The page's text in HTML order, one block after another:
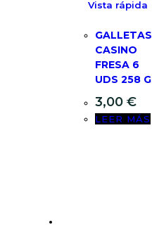
Vista rápida
GALLETAS
CASINO
FRESA 6
UDS 258 G
3,00 €
LEER MÁS